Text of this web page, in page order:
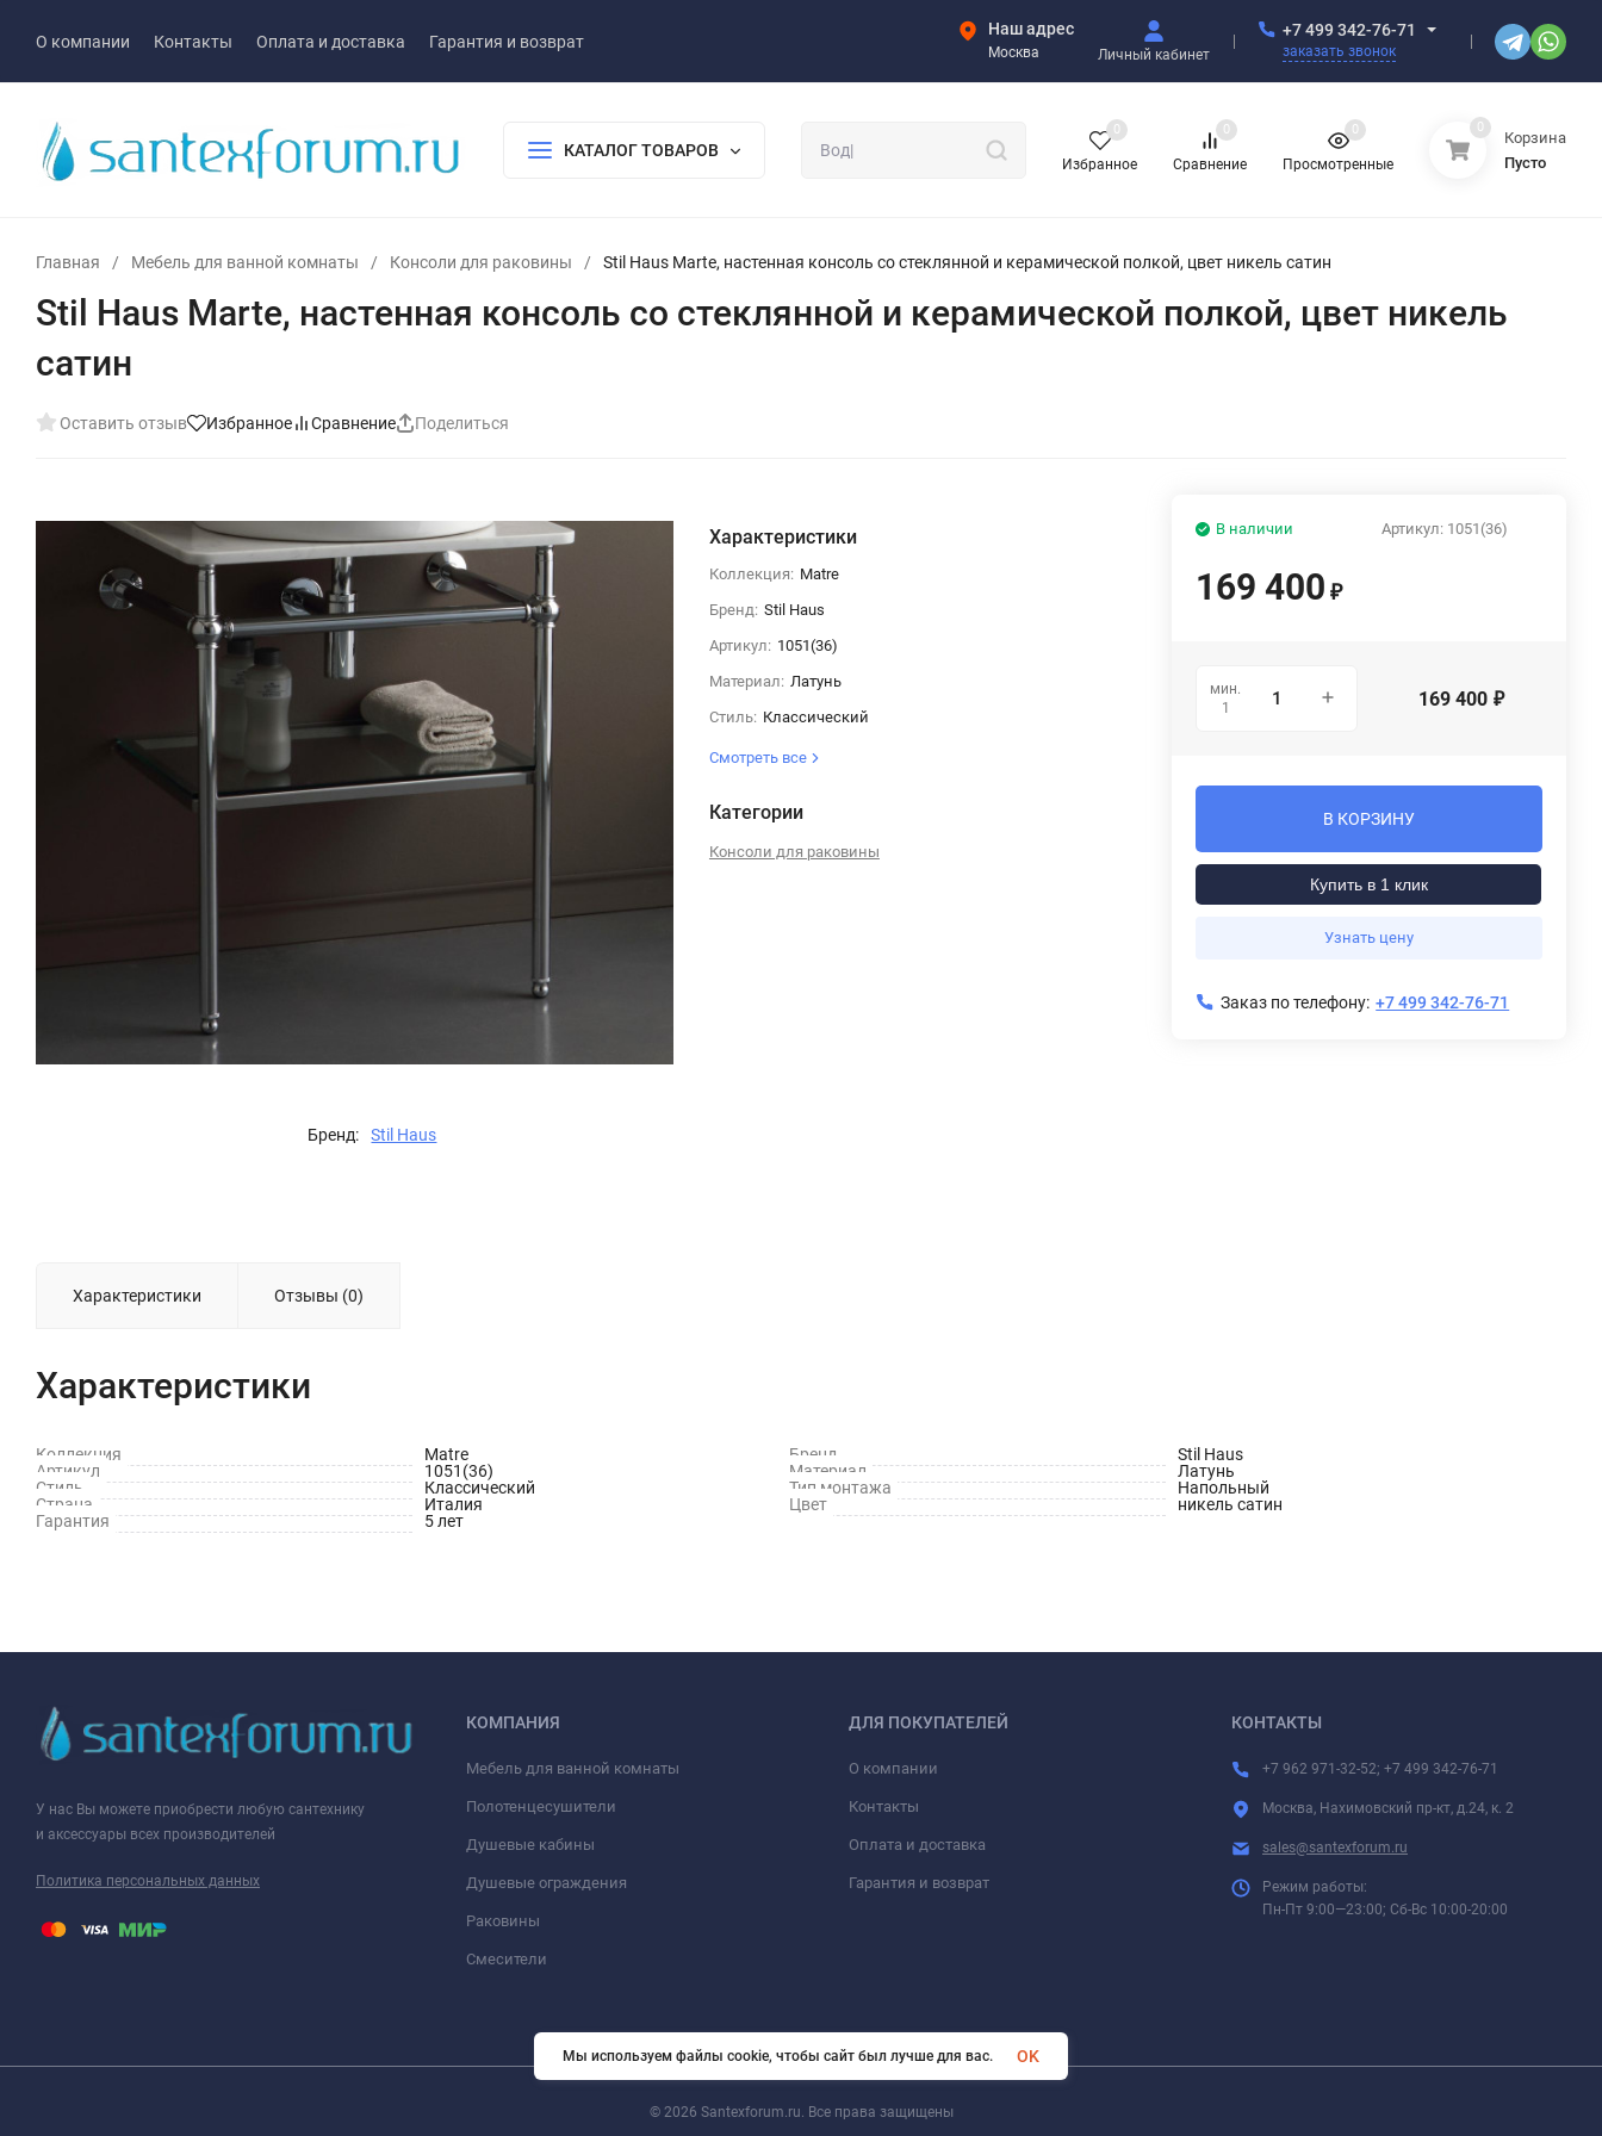
О компании Контакты Оплата и доставка Гарантия и возврат
Наш адрес
Москва Личный кабинет
+7 499 342-76-71
заказать звонок
КАТАЛОГ ТОВАРОВ
Избранное
0
Сравнение
0
Просмотренные
0 0
Корзина
Пусто
Главная / Мебель для ванной комнаты / Консоли для раковины / Stil Haus Marte, настенная консоль со стеклянной и керамической полкой, цвет никель сатин
Stil Haus Marte, настенная консоль со стеклянной и керамической полкой, цвет никель
сатин
Оставить отзыв Избранное Сравнение Поделиться
Бренд: Stil Haus
Характеристики
Коллекция: Matre
Бренд: Stil Haus
Артикул: 1051(36)
Материал: Латунь
Стиль: Классический
Смотреть все
Категории
Консоли для раковины
Артикул: 1051(36)
В наличии
169 400 ₽
мин.
1
169 400 ₽
В КОРЗИНУ
Купить в 1 клик
Узнать цену
Заказ по телефону: +7 499 342-76-71
Характеристики Отзывы (0)
Характеристики
Коллекция Matre Бренд
Stil Haus
Артикул
1051(36) Материал
Латунь
Стиль
Классический Тип монтажа
Напольный
Страна
Италия Цвет
никель сатин
Гарантия
5 лет
У нас Вы можете приобрести любую сантехнику
и аксессуары всех производителей
Политика персональных данных
КОМПАНИЯ
Мебель для ванной комнаты
Полотенцесушители
Душевые кабины
Душевые ограждения
Раковины
Смесители
ДЛЯ ПОКУПАТЕЛЕЙ
О компании
Контакты
Оплата и доставка
Гарантия и возврат
КОНТАКТЫ
+7 962 971-32-52; +7 499 342-76-71
Москва, Нахимовский пр-кт, д.24, к. 2
sales@santexforum.ru
Режим работы:
Пн-Пт 9:00—23:00; Сб-Вс 10:00-20:00
© 2026 Santexforum.ru. Все права защищены
Мы используем файлы cookie, чтобы сайт был лучше для вас. OK